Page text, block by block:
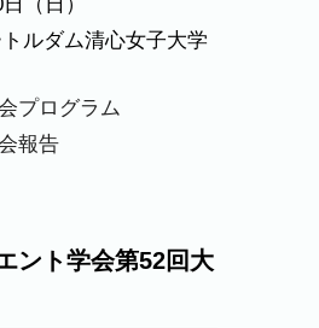
ルダム清心女子大学
プログラム
報告
ント学会第52回大